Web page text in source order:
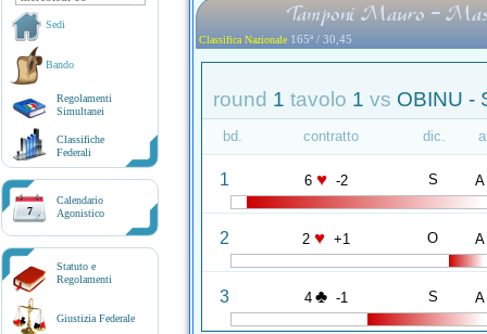
Sedi
Bando
Regolamenti
Simultanei
Classifiche
Federali
7
Calendario
Agonistico
Statuto e
Regolamenti
Giustizia Federale
Tamponi Mauro -
Classifica Nazionale 165ª / 30,45
round 1 tavolo 1 vs OBINU -
bd. contratto dic.
1 6 ♥ -2 S A
2 2 ♥ +1 O A
3 4 ♣ -1 S A